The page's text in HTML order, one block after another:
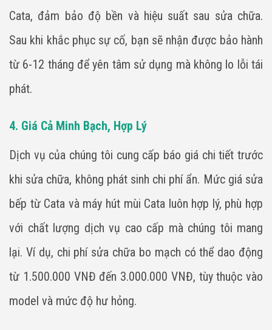
Cata, đảm bảo độ bền và hiệu suất sau sửa chữa.
Sau khi khắc phục sự cố, bạn sẽ nhận được bảo hành
từ 6-12 tháng để yên tâm sử dụng mà không lo lỗi tái
phát.
4. Giá Cả Minh Bạch, Hợp Lý
Dịch vụ của chúng tôi cung cấp báo giá chi tiết trước
khi sửa chữa, không phát sinh chi phí ẩn. Mức giá sửa
bếp từ Cata và máy hút mùi Cata luôn hợp lý, phù hợp
với chất lượng dịch vụ cao cấp mà chúng tôi mang
lại. Ví dụ, chi phí sửa chữa bo mạch có thể dao động
từ 1.500.000 VNĐ đến 3.000.000 VNĐ, tùy thuộc vào
model và mức độ hư hỏng.